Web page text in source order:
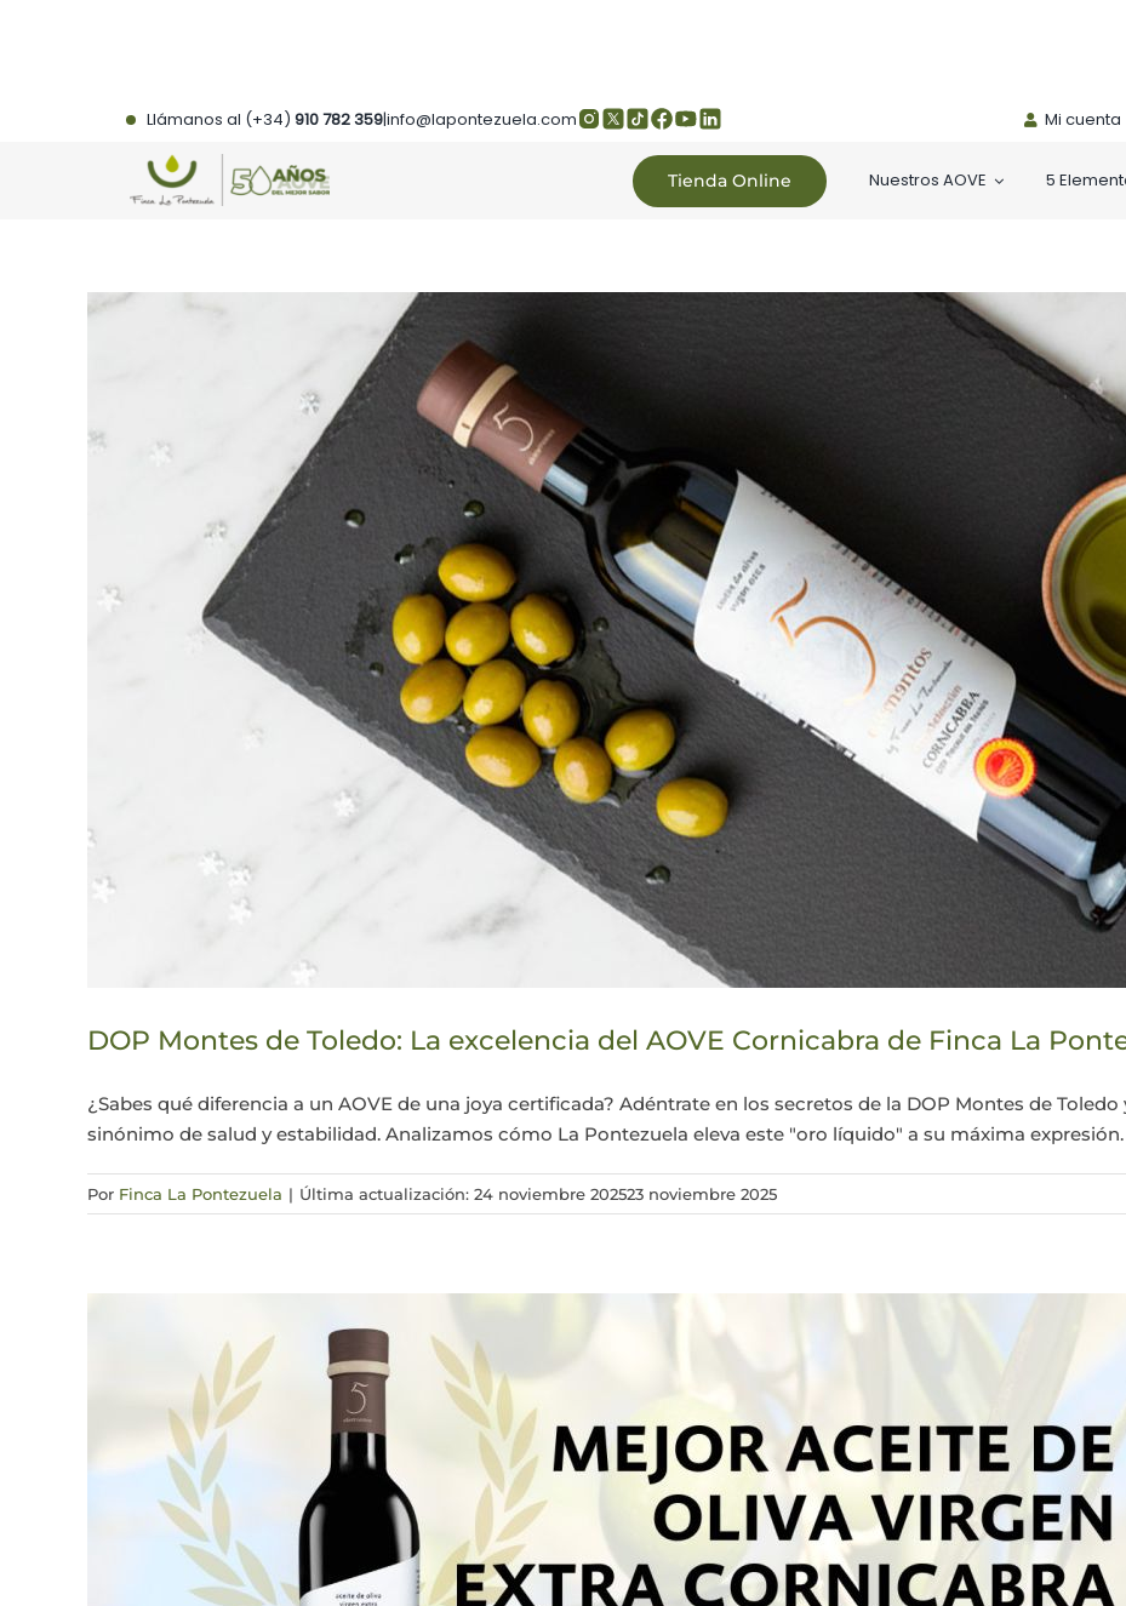
Llámanos al (+34) 910 782 359|info@lapontezuela.com Mi cuenta
Tienda Online Nuestros AOVE 5
DOP Montes de Toledo: La excelencia del AOVE Cornicabra de Finca La
¿Sabes qué diferencia a un AOVE de una joya certificada? Adéntrate en los secretos de la DOP Montes de
sinónimo de salud y estabilidad. Analizamos cómo La Pontezuela eleva este "oro líquido" a su máxima expresión.
Por Finca La Pontezuela | Última actualización: 24 noviembre 202523 noviembre 2025